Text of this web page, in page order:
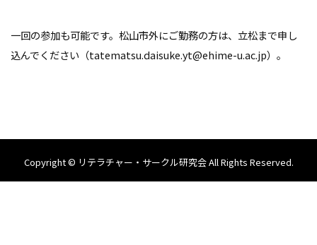
一回の参加も可能です。松山市外にご勤務の方は、立松まで申し
込んでください（tatematsu.daisuke.yt@ehime-u.ac.jp）。
Copyright © リテラチャー・サークル研究会 All Rights Reserved.